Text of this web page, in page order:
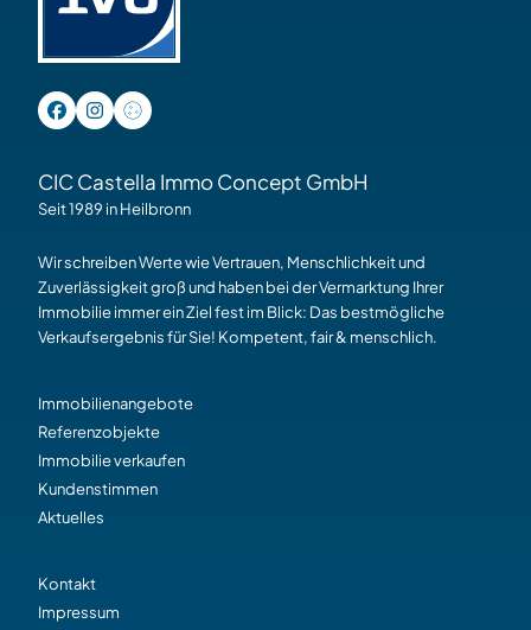
CIC Castella Immo Concept GmbH
Seit 1989 in Heilbronn
Wir schreiben Werte wie Vertrauen, Menschlichkeit und
Zuverlässigkeit groß und haben bei der Vermarktung Ihrer
Immobilie immer ein Ziel fest im Blick: Das bestmögliche
Verkaufsergebnis für Sie! Kompetent, fair & menschlich.
Immobilienangebote
Referenzobjekte
Immobilie verkaufen
Kundenstimmen
Aktuelles
Kontakt
Impressum